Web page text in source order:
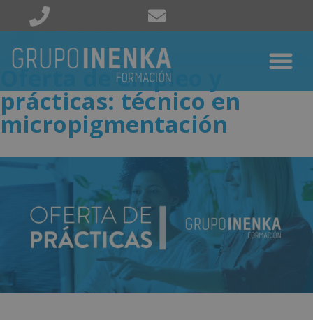
Oferta de empleo y
prácticas: técnico en
micropigmentación